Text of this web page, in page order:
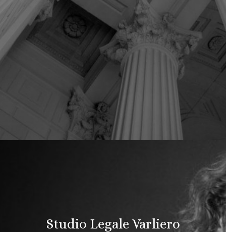
Studio Legale Varliero